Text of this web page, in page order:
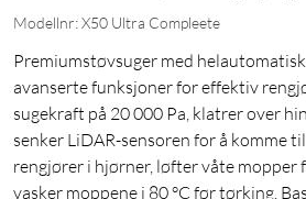
Modellnr: X50 Ultra Compleete
Premiumstøvsuger med
avanserte funksjoner for effektiv
sugekraft på 20 000 Pa, klatrer over
senker LiDAR-sensoren for å komme
rengjører i hjørner, løfter våte mopper
vasker moppene i 80 °C før tørking.